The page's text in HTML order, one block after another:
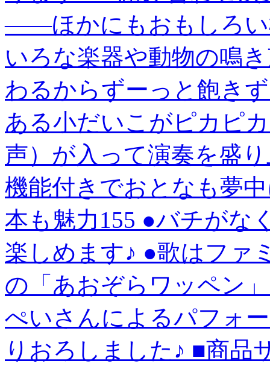
――ほかにもおもしろ
いろな楽器や動物の鳴
わるからずーっと飽き
ある小だいこがピカピ
声）が入って演奏を盛
機能付きでおとなも夢
本も魅力155 ●バチがな
楽しめます♪ ●歌はファ
の「あおぞらワッペン
ぺいさんによるパフォ
りおろしました♪ ■商品